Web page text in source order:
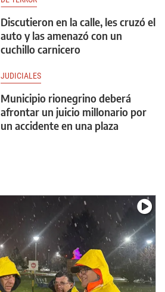
Discutieron en la calle, les cruzó el
auto y las amenazó con un
cuchillo carnicero
JUDICIALES
Municipio rionegrino deberá
afrontar un juicio millonario por
un accidente en una plaza